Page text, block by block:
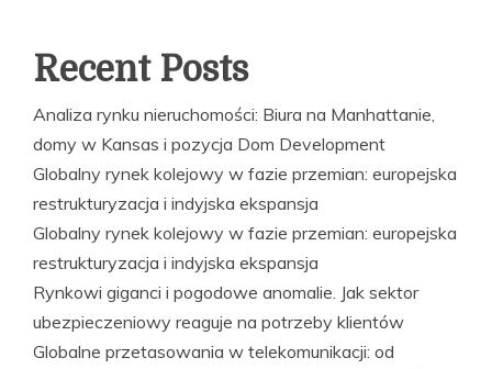
Recent Posts
Analiza rynku nieruchomości: Biura na Manhattanie,
domy w Kansas i pozycja Dom Development
Globalny rynek kolejowy w fazie przemian: europejska
restrukturyzacja i indyjska ekspansja
Globalny rynek kolejowy w fazie przemian: europejska
restrukturyzacja i indyjska ekspansja
Rynkowi giganci i pogodowe anomalie. Jak sektor
ubezpieczeniowy reaguje na potrzeby klientów
Globalne przetasowania w telekomunikacji: od